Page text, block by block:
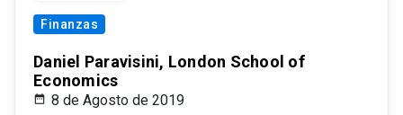
Finanzas
Daniel Paravisini, London School of
Economics
8 de Agosto de 2019